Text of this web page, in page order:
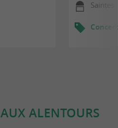
Saintes
AUX ALENTOURS